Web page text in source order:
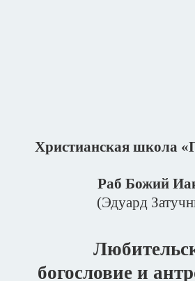
Христианская школа
Раб Божий
(Эдуард
богословие и